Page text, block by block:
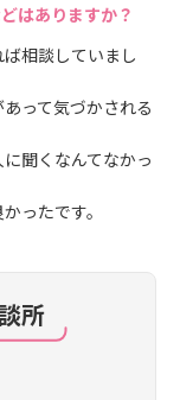
はありますか？
相談していまし
って気づかされる
聞くなんてなかっ
ったです。
所